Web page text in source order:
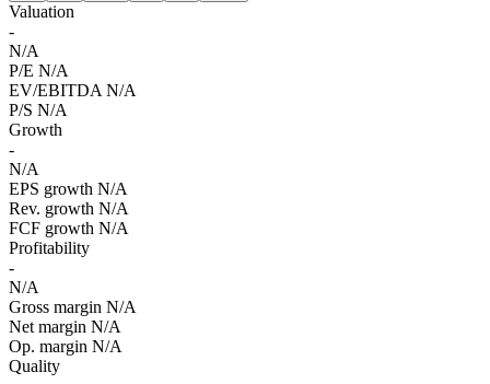
Valuation
-
N/A
P/E N/A
EV/EBITDA N/A
P/S N/A
Growth
-
N/A
EPS growth N/A
Rev. growth N/A
FCF growth N/A
Profitability
-
N/A
Gross margin N/A
Net margin N/A
Op. margin N/A
Quality